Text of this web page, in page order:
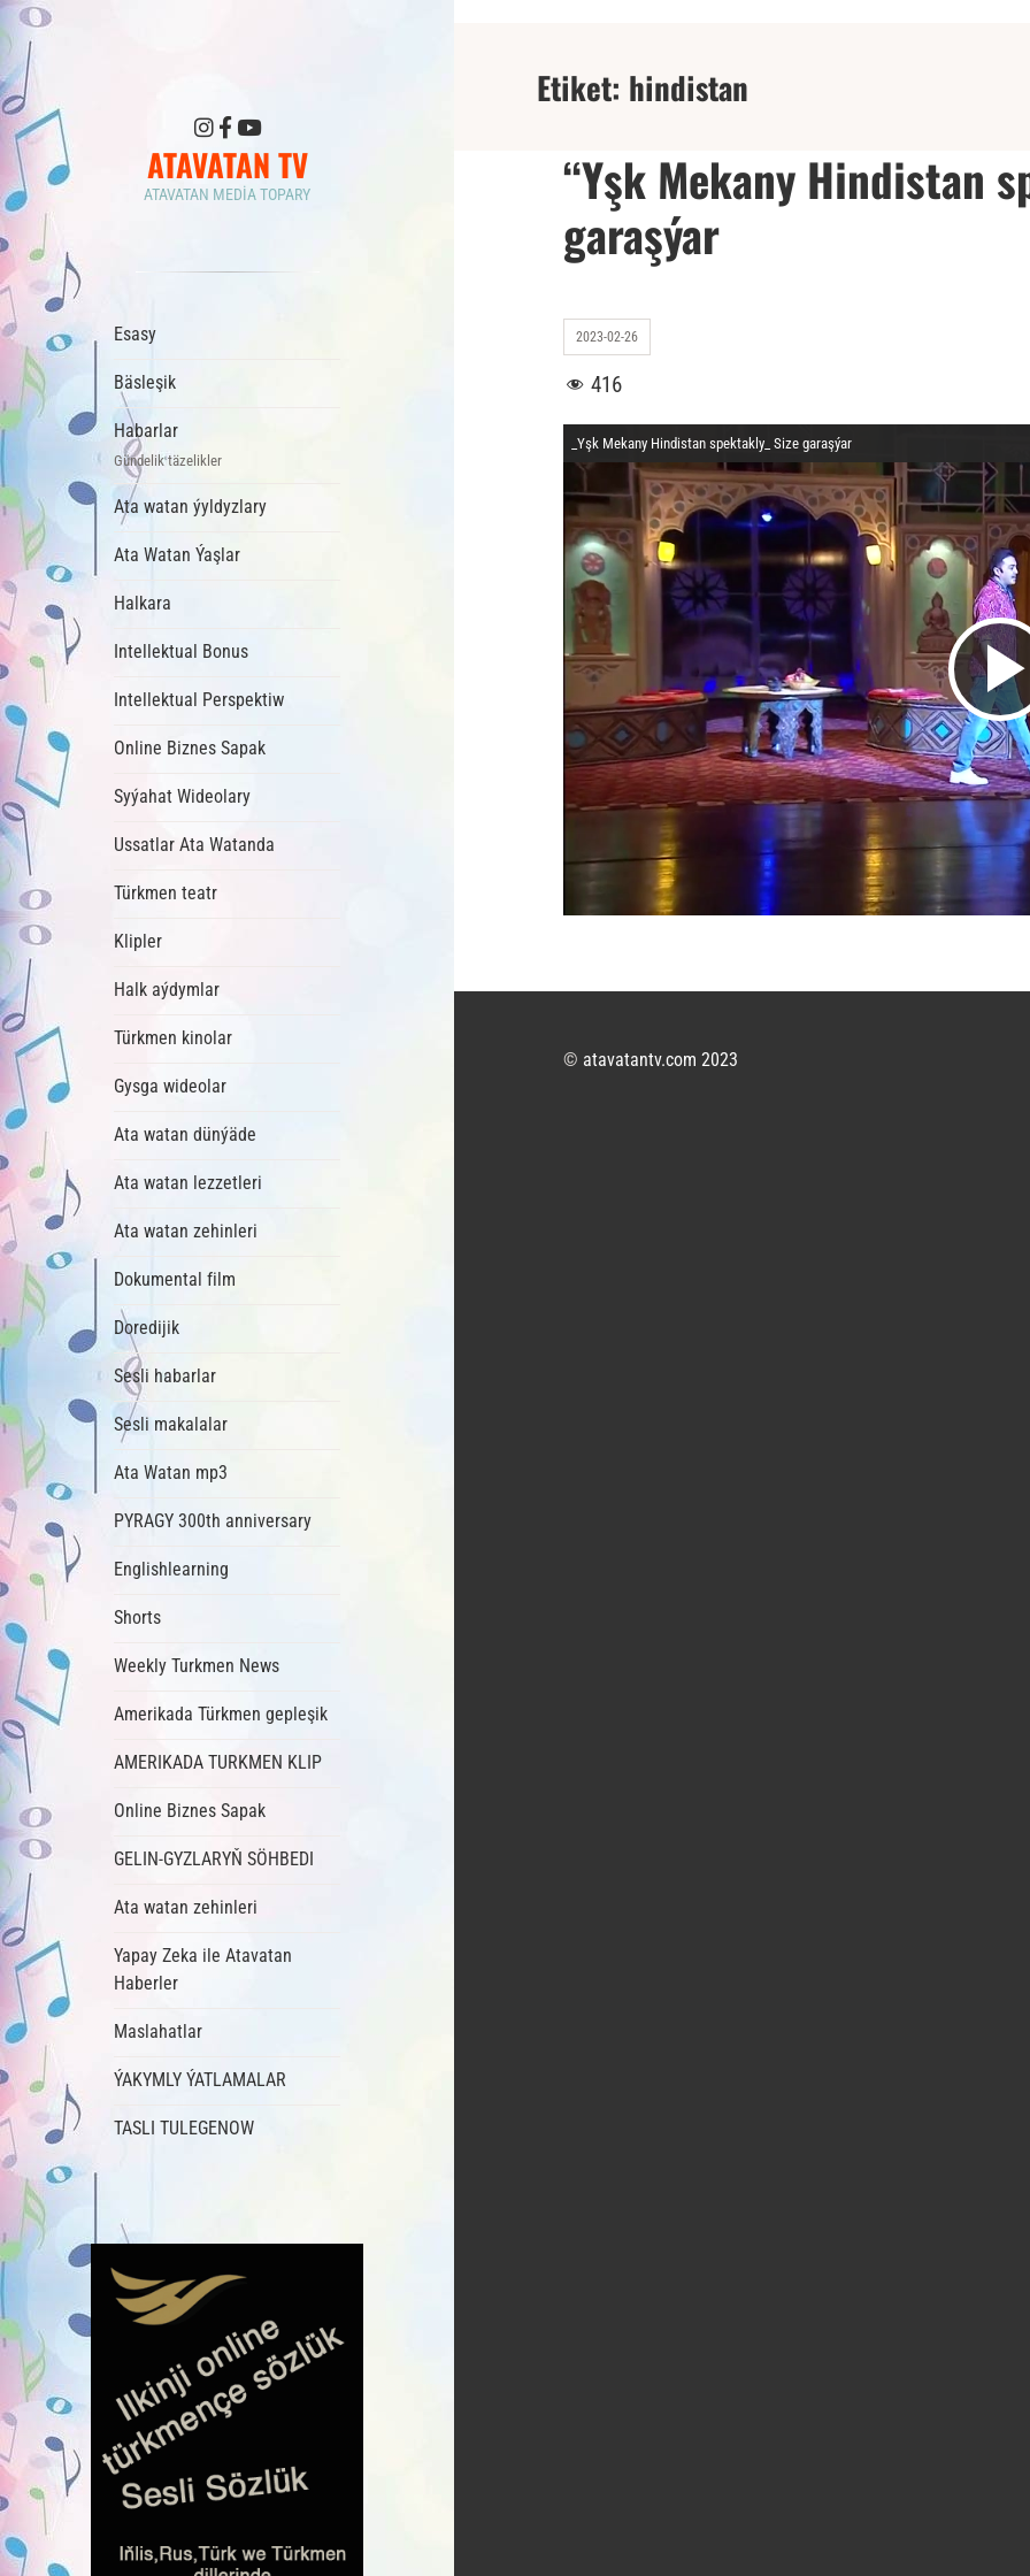
ATAVATAN TV
ATAVATAN MEDIA TOPARY
Esasy
Bäsleşik
Habarlar
Gündelik täzelikler
Ata watan ýyldyzlary
Ata Watan Ýaşlar
Halkara
Intellektual Bonus
Intellektual Perspektiw
Online Biznes Sapak
Syýahat Wideolary
Ussatlar Ata Watanda
Türkmen teatr
Klipler
Halk aýdymlar
Türkmen kinolar
Gysga wideolar
Ata watan dünýäde
Ata watan lezzetleri
Ata watan zehinleri
Dokumental film
Doredijik
Sesli habarlar
Sesli makalalar
Ata Watan mp3
PYRAGY 300th anniversary
Englishlearning
Shorts
Weekly Turkmen News
Amerikada Türkmen gepleşik
AMERIKADA TURKMEN KLIP
Online Biznes Sapak
GELIN-GYZLARYŇ SÖHBEDI
Ata watan zehinleri
Yapay Zeka ile Atavatan
Haberler
Maslahatlar
ÝAKYMLY ÝATLAMALAR
TASLI TULEGENOW
Etiket: hindistan
“Yşk Mekany Hindistan
garaşýar
2023-02-26
416
_Yşk Mekany Hindistan spektakly_ Size garaşýar
© atavatantv.com 2023